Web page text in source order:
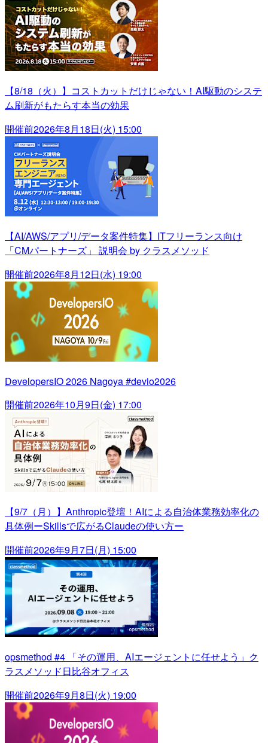
【8/18（火）】コストカットだけじゃない！AI駆動のシステ
ム刷新がもたらす本当の効果
開催前2026年8月18日(火) 15:00
【AI/AWS/アプリ/データ案件特集】ITフリーランス向け
「CMパートナーズ」 説明会 by クラスメソッド
開催前2026年8月12日(水) 19:00
DevelopersIO 2026 Nagoya #devio2026
開催前2026年10月9日(金) 17:00
【9/7（月）】Anthropic登壇！AIによる自治体業務効率化の
具体例ーSkillsで広がるClaudeの使い方ー
開催前2026年9月7日(月) 15:00
opsmethod #4 「その運用、AIエージェントに任せよう」ク
ラスメソッド日比谷オフィス
開催前2026年9月8日(火) 19:00